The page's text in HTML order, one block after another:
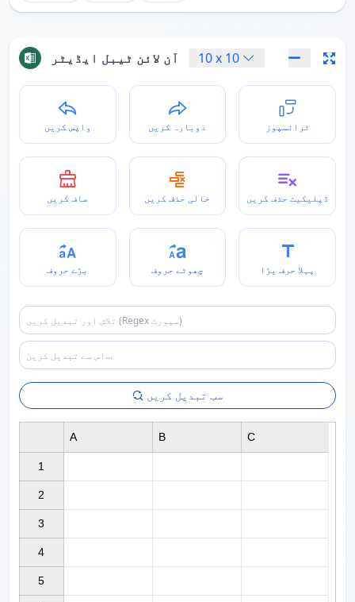
آن لائن ٹیبل ایڈیٹر 10x 10
واپس کریں دوبارہ کریں ٹرانسپوز
صاف کریں خالی حذف کریں ڈپلیکیٹ حذف کریں
بڑے حروف چھوٹے حروف پہلا حرف بڑا
سب تبدیل کریں
1
2
3
4
5
A B C